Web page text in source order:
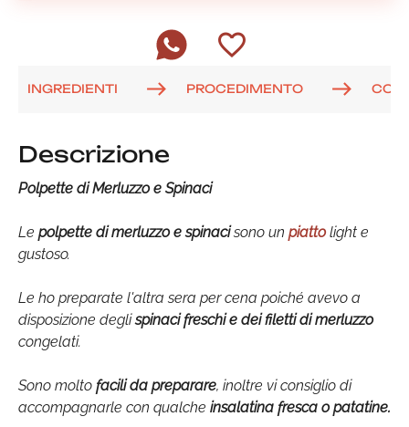
INGREDIENTI PROCEDIMENTO
Descrizione
Polpette di Merluzzo e Spinaci
Le polpette di merluzzo e spinacisono un piattolight e
gustoso.
Le ho preparate l'altra sera per cena poiché avevo a
disposizione deglispinaci freschi e dei filetti di merluzzo
congelati.
Sono molto facili da preparare, inoltre vi consiglio di
accompagnarle con qualche insalatina fresca o patatine.